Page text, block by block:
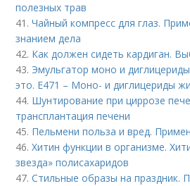
полезных трав
41.Чайный компресс для глаз.
знанием дела
42. Как должен сидеть кардиган.
43. Эмульгатор моно и
это. Е471 – Моно- и диглицериды
44. Шунтирование при циррозе
трансплантация печени
45. Пельмени польза и вред.
46.Хитин функции в организме.
звезда» полисахаридов
47.Стильные образы на праздник.